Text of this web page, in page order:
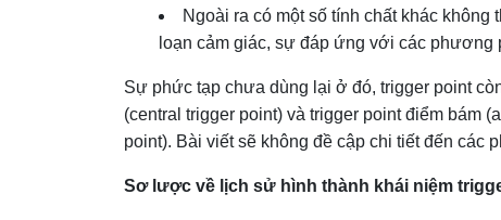
Ngoài ra có một số tính chất khác
loạn cảm giác, sự đáp ứng với các phương
Sự phức tạp chưa dùng lại ở đó, trigger point
(central trigger point) và trigger point điểm bám
point). Bài viết sẽ không đề cập chi tiết đến các
Sơ lược về lịch sử hình thành khái niệm